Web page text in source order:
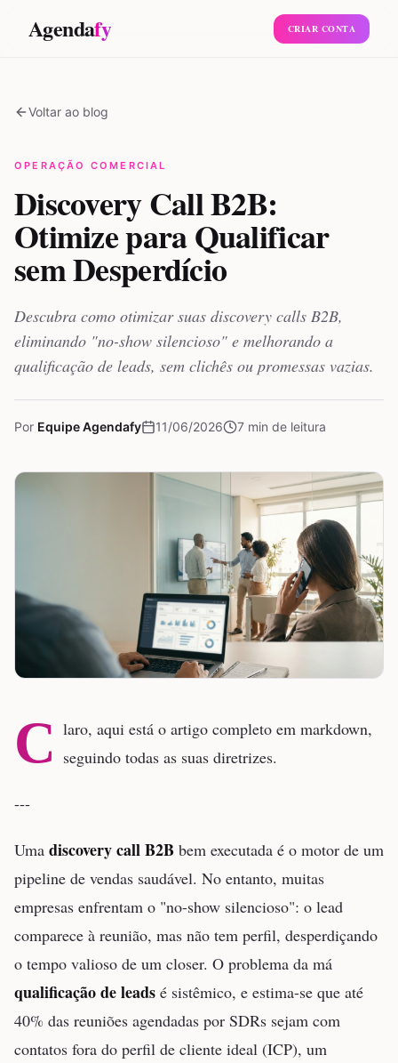
Agendafy CRIAR CONTA
Voltar ao blog
OPERAÇÃO COMERCIAL
Discovery Call B2B:
Otimize para Qualificar
sem Desperdício
Descubra como otimizar suas discovery calls B2B,
eliminando "no-show silencioso" e melhorando a
qualificação de leads, sem clichês ou promessas vazias.
Por Equipe Agendafy 11/06/2026 7 min de leitura
C laro, aqui está o artigo completo em markdown,
seguindo todas as suas diretrizes.
---
Uma discovery call B2B bem executada é o motor de um
pipeline de vendas saudável. No entanto, muitas
empresas enfrentam o "no-show silencioso": o lead
comparece à reunião, mas não tem perfil, desperdiçando
o tempo valioso de um closer. O problema da má
qualificação de leads é sistêmico, e estima-se que até
40% das reuniões agendadas por SDRs sejam com
contatos fora do perfil de cliente ideal (ICP), um